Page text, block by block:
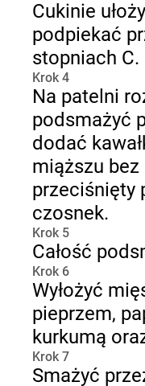
Cukinie
podpiekać
stopniach C.
Krok 4
Na patelni
podsmażyć
dodać
miąższu
przeciśnięty
czosnek.
Krok 5
Całość
Krok 6
Wyłożyć
pieprzem,
kurkumą
Krok 7
Smażyć